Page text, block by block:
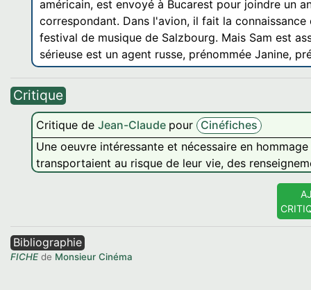
américain, est envoyé à Bucarest pour joindre un
correspondant. Dans l'avion, il fait la
festival de musique de Salzbourg. Mais Sam est
sérieuse est un agent russe, prénommée Janine,
Critique
Critique de Jean-Claude pour Cinéfiches
Une oeuvre intéressante et nécessaire en
transportaient au risque de leur vie, des
Bibliographie
FICHE de Monsieur Cinéma